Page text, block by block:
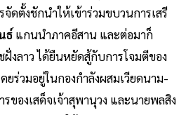
ดตั้งชักนำให้เข้าร่วมขบวนการเสรี
ธ์ แกนนำภาคอีสาน และต่อมาก็
ฝั่งลาว ได้ยืนหยัดสู้กับการโจมตีของ
ยร่วมอยู่ในกองกำลังผสมเวียดนาม-
ของเสด็จเจ้าสุพานุวง และนายพลสิง